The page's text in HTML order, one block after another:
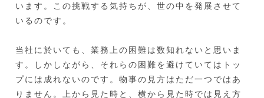
います。この挑戦する気持ちが、世の中を発展させて
いるのです。
当社に於いても、業務上の困難は数知れないと思いま
す。しかしながら、それらの困難を避けていてはトッ
プには成れないのです。物事の見方はただ一つではあ
りません。上から見た時と、横から見た時では見え方